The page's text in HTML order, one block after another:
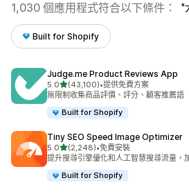
1,030 個應用程式符合以下條件：
Built for Shopify
Judge.me Product Reviews App
5.0滿分 5 顆星
(43,100)
共有 43100 則評價
•提供免費方案
無限制收集商品評價、評分、顧客推薦語
Built for Shopify
Tiny SEO Speed Image Optimizer
5.0滿分 5 顆星
(2,248)
共有 2248 則評價
•免費安裝
提升搜尋引擎優化和人工智慧搜尋流量，
Built for Shopify